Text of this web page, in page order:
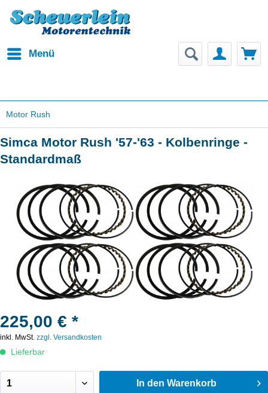
Menü
Motor Rush
Simca Motor Rush '57-'63 - Kolbenringe -
Standardmaß
225,00 € *
inkl. MwSt. zzgl. Versandkosten
Lieferbar
In den Warenkorb